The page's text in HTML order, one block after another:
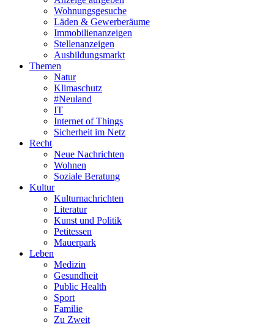
Wohnungsgesuche
Läden & Gewerberäume
Immobilienanzeigen
Stellenanzeigen
Ausbildungsmarkt
Themen
Natur
Klimaschutz
#Neuland
IT
Internet of Things
Sicherheit im Netz
Recht
Neue Nachrichten
Wohnen
Soziale Beratung
Kultur
Kulturnachrichten
Literatur
Kunst und Politik
Petitessen
Mauerpark
Leben
Medizin
Gesundheit
Public Health
Sport
Familie
Zu Zweit